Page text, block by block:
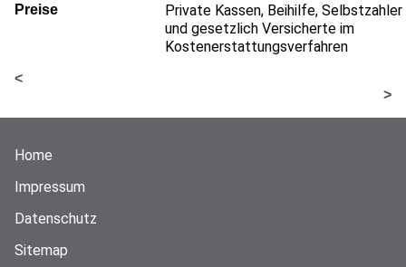
Preise
Private Kassen, Beihilfe, Selbstzahler
und gesetzlich Versicherte im
Kostenerstattungsverfahren
<
>
Home
Impressum
Datenschutz
Sitemap